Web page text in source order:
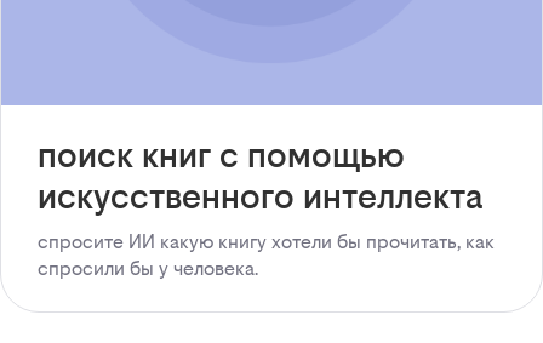
поиск книг с помощью
искусственного интеллекта
спросите ИИ какую книгу хотели бы прочитать, как
спросили бы у человека.